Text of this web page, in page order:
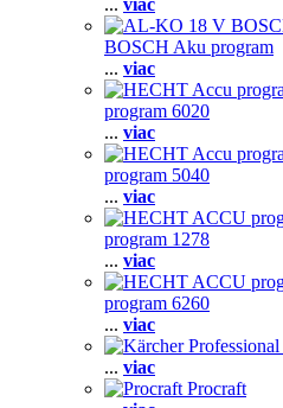
... viac
BOSCH Aku program
... viac
program 6020
... viac
program 5040
... viac
program 1278
... viac
program 6260
... viac
... viac
Procraft